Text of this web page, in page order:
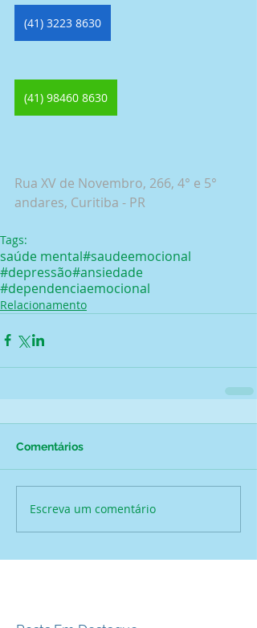
(41) 3223 8630
(41) 98460 8630
Rua XV de Novembro, 266, 4° e 5°
andares, Curitiba - PR
Tags:
saúde mental#saudeemocional
#depressão#ansiedade
#dependenciaemocional
Relacionamento
Comentários
Escreva um comentário